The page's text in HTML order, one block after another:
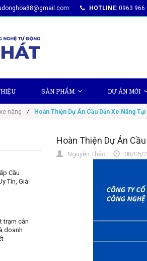
HOTLINE: 0963 966
SẢN PHẨM DỰ ÁN MỚI
nâng / Hoàn Thiện Dự Án Cầu Dẫn Xe Nâng
Cầu
Tín, Giá
trạm cân
doanh
Hoàn Thiện Dự Án
Nguyễn Thảo 08/05/